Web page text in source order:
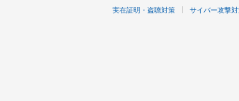
実在証明・盗聴対策 サイバー攻撃